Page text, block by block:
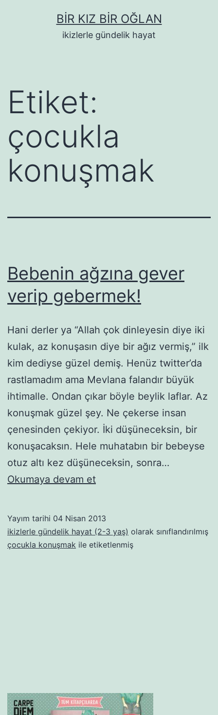
BIR KIZ BIR OĞLAN
ikizlerle gündelik hayat
Etiket:
çocukla
konuşmak
Bebenin ağzına gever
verip gebermek!
Hani derler ya “Allah çok dinleyesin diye iki
kulak, az konuşasın diye bir ağız vermiş,” ilk
kim dediyse güzel demiş. Henüz twitter’da
rastlamadım ama Mevlana falandır büyük
ihtimalle. Ondan çıkar böyle beylik laflar. Az
konuşmak güzel şey. Ne çekerse insan
çenesinden çekiyor. İki düşüneceksin, bir
konuşacaksın. Hele muhatabın bir bebeyse
otuz altı kez düşüneceksin, sonra…
Okumaya devam etBebenin
verip
gebermek!
Yayım tarihi 04 Nisan 2013
ikizlerle gündelik hayat (2-3 yaş) olarak sınıflandırılmış
çocukla konuşmak ile etiketlenmiş